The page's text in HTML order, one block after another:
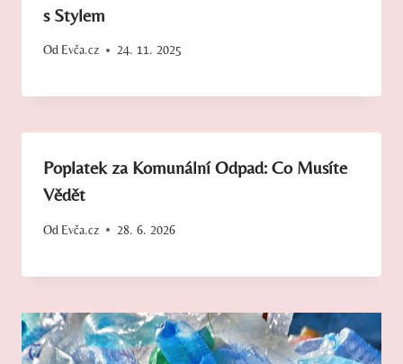
s Stylem
Od Evča.cz 24. 11. 2025
Poplatek za Komunální Odpad: Co Musíte
Vědět
Od Evča.cz 28. 6. 2026